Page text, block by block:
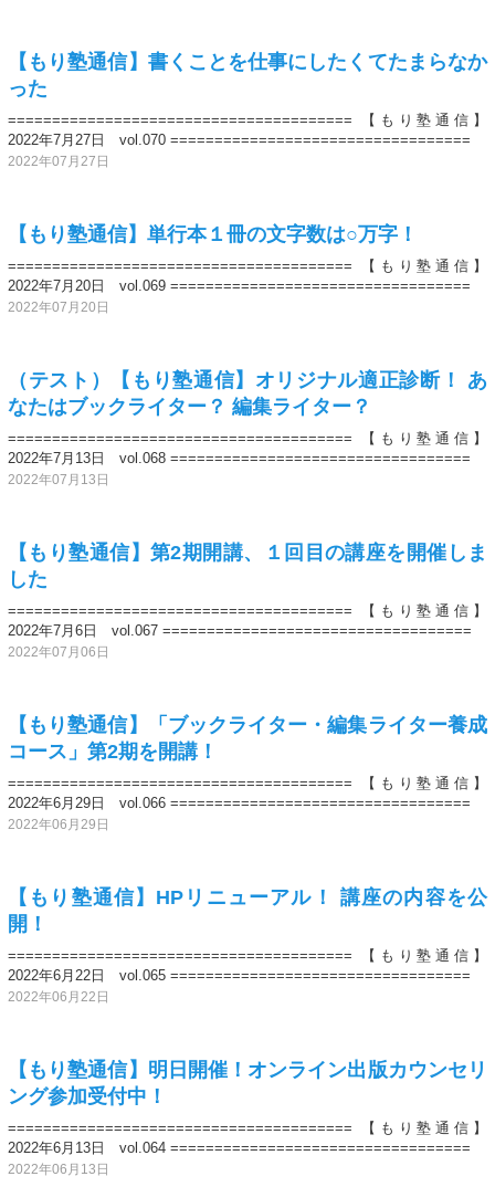
【もり塾通信】書くことを仕事にしたくてたまらなか
った
======================================= 【もり塾通信】
2022年7月27日 vol.070 ==================================
2022年07月27日
【もり塾通信】単行本１冊の文字数は○万字！
======================================= 【もり塾通信】
2022年7月20日 vol.069 ==================================
2022年07月20日
（テスト）【もり塾通信】オリジナル適正診断！ あ
なたはブックライター？ 編集ライター？
======================================= 【もり塾通信】
2022年7月13日 vol.068 ==================================
2022年07月13日
【もり塾通信】第2期開講、１回目の講座を開催しま
した
======================================= 【もり塾通信】
2022年7月6日 vol.067 ===================================
2022年07月06日
【もり塾通信】「ブックライター・編集ライター養成
コース」第2期を開講！
======================================= 【もり塾通信】
2022年6月29日 vol.066 ==================================
2022年06月29日
【もり塾通信】HPリニューアル！ 講座の内容を公
開！
======================================= 【もり塾通信】
2022年6月22日 vol.065 ==================================
2022年06月22日
【もり塾通信】明日開催！オンライン出版カウンセリ
ング参加受付中！
======================================= 【もり塾通信】
2022年6月13日 vol.064 ==================================
2022年06月13日